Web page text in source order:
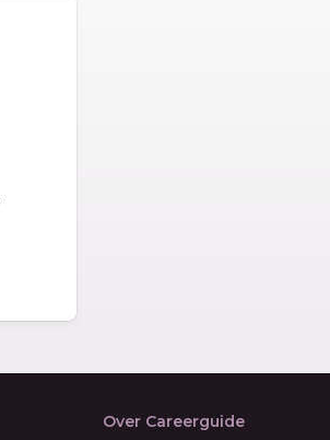
Over Careerguide